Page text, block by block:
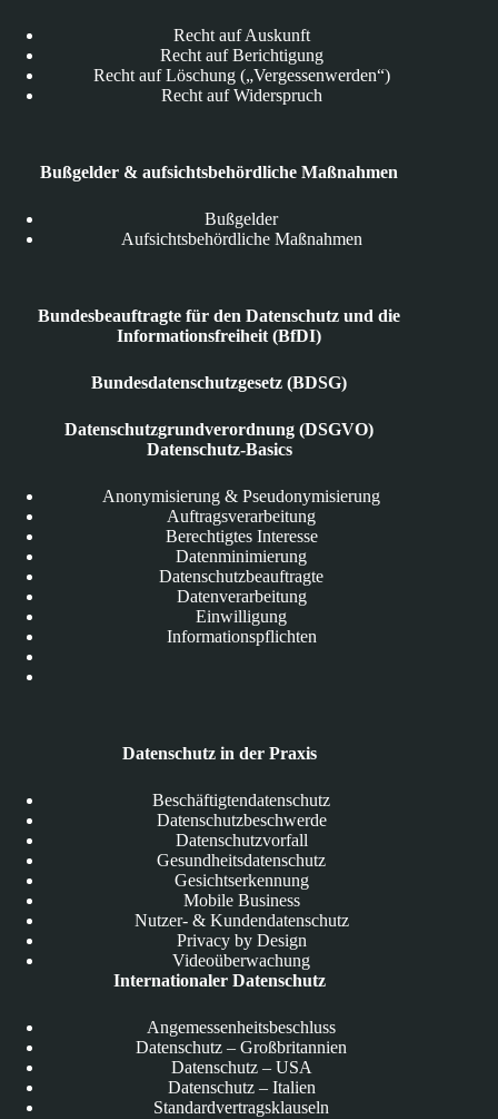
Recht auf Auskunft
Recht auf Berichtigung
Recht auf Löschung („Vergessenwerden“)
Recht auf Widerspruch
Bußgelder & aufsichtsbehördliche Maßnahmen
Bußgelder
Aufsichtsbehördliche Maßnahmen
Bundesbeauftragte für den Datenschutz und die
Informationsfreiheit (BfDI)
Bundesdatenschutzgesetz (BDSG)
Datenschutzgrundverordnung (DSGVO)
Datenschutz-Basics
Anonymisierung & Pseudonymisierung
Auftragsverarbeitung
Berechtigtes Interesse
Datenminimierung
Datenschutzbeauftragte
Datenverarbeitung
Einwilligung
Informationspflichten
Datenschutz in der Praxis
Beschäftigtendatenschutz
Datenschutzbeschwerde
Datenschutzvorfall
Gesundheitsdatenschutz
Gesichtserkennung
Mobile Business
Nutzer- & Kundendatenschutz
Privacy by Design
Videoüberwachung
Internationaler Datenschutz
Angemessenheitsbeschluss
Datenschutz – Großbritannien
Datenschutz – USA
Datenschutz – Italien
Standardvertragsklauseln